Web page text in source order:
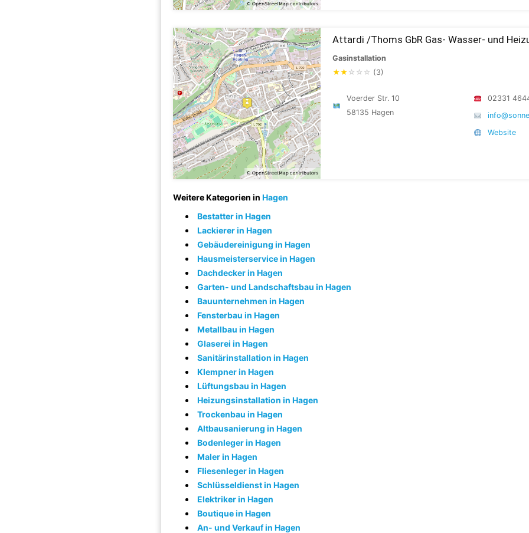
Attardi /Thoms GbR Gas- Wasser- und
Gasinstallation
★★ ☆ ☆ ☆ (3)
Voerder Str. 10
58135 Hagen
02331
Website
Weitere Kategorien in Hagen
Bestatter in Hagen
Lackierer in Hagen
Gebäudereinigung in Hagen
Hausmeisterservice in Hagen
Dachdecker in Hagen
Garten- und Landschaftsbau in Hagen
Bauunternehmen in Hagen
Fensterbau in Hagen
Metallbau in Hagen
Glaserei in Hagen
Sanitärinstallation in Hagen
Klempner in Hagen
Lüftungsbau in Hagen
Heizungsinstallation in Hagen
Trockenbau in Hagen
Altbausanierung in Hagen
Bodenleger in Hagen
Maler in Hagen
Fliesenleger in Hagen
Schlüsseldienst in Hagen
Elektriker in Hagen
Boutique in Hagen
An- und Verkauf in Hagen